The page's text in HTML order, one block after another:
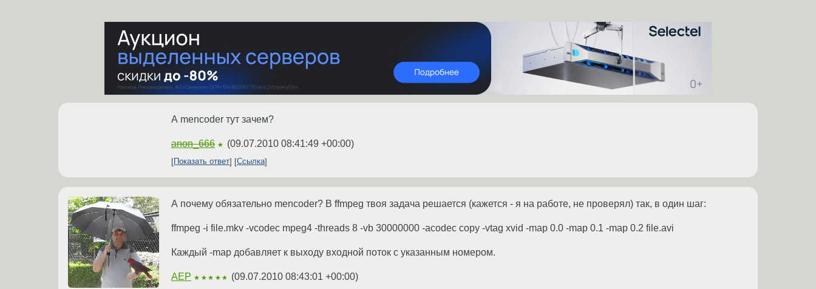
А mencoder тут зачем?
anon_666 ★ (09.07.2010 08:41:49 +00:00)
Показать ответ Ссылка
А почему обязательно mencoder? В ffmpeg твоя задача решается (кажется - я на работе, не проверял) так, в один шаг:
ffmpeg -i file.mkv -vcodec mpeg4 -threads 8 -vb 30000000 -acodec copy -vtag xvid -map 0.0 -map 0.1 -map 0.2 file.avi
Каждый -map добавляет к выходу входной поток с указанным номером.
AEP ★★★★★ (09.07.2010 08:43:01 +00:00)